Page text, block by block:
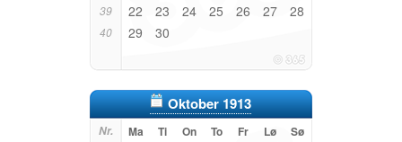
39 22 23 24 25 26 27 28
40 29 30
Oktober 1913
Nr. Ma Ti On To Fr Lø Sø